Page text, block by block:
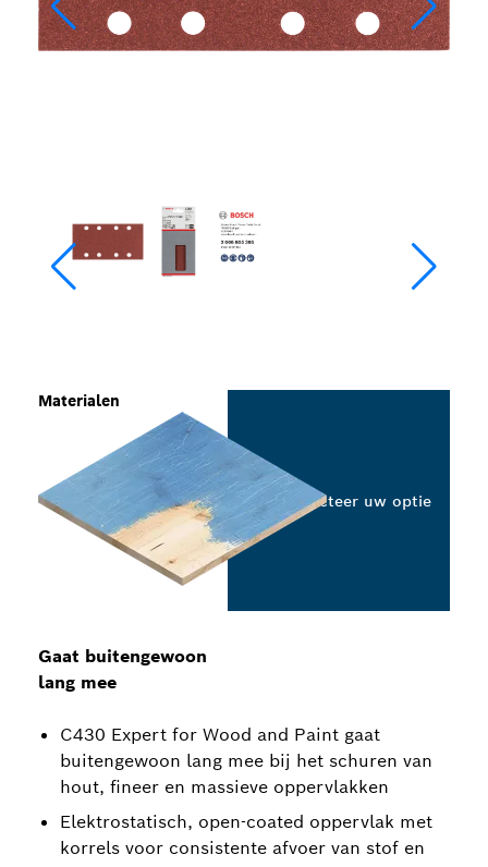
Gaat buitengewoon
lang mee
C430 Expert for Wood and Paint gaat
buitengewoon lang mee bij het schuren van
hout, fineer en massieve oppervlakken
Elektrostatisch, open-coated oppervlak met
korrels voor consistente afvoer van stof en
Materialen
Selecteer uw optie